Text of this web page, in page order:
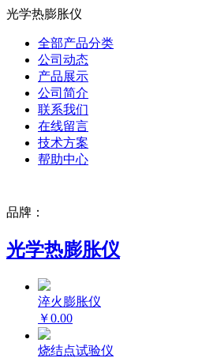
光学热膨胀仪
全部产品分类
公司动态
产品展示
公司简介
联系我们
在线留言
技术方案
帮助中心
品牌：
光学热膨胀仪
淬火膨胀仪
￥0.00
烧结点试验仪